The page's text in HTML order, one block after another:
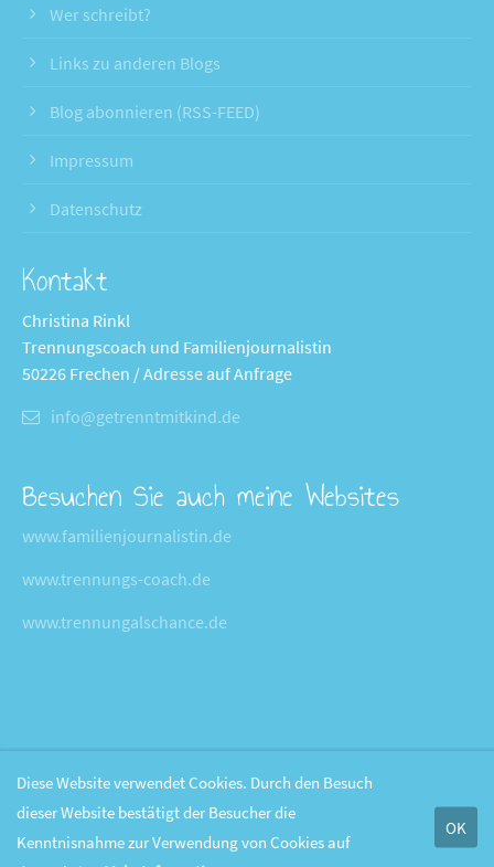
Wer schreibt?
Links zu anderen Blogs
Blog abonnieren (RSS-FEED)
Impressum
Datenschutz
Kontakt
Christina Rinkl
Trennungscoach und Familienjournalistin
50226 Frechen / Adresse auf Anfrage
info@getrenntmitkind.de
Besuchen Sie auch meine Websites
www.familienjournalistin.de
www.trennungs-coach.de
www.trennungalschance.de
Diese Website verwendet Cookies. Durch den Besuch
dieser Website bestätigt der Besucher die
Kenntnisnahme zur Verwendung von Cookies auf
OK